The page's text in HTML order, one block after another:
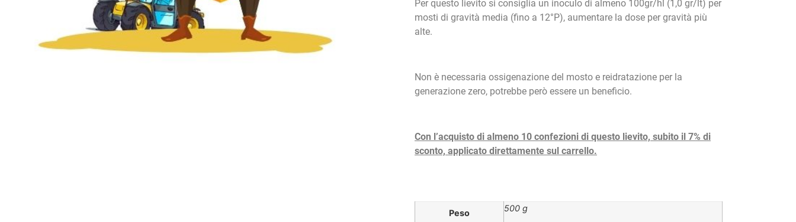
Per questo lievito si consiglia un inoculo di almeno 100gr/hl (1,0 gr/lt) per
mosti di gravità media (fino a 12°P), aumentare la dose per gravità più
alte.
Non è necessaria ossigenazione del mosto e reidratazione per la
generazione zero, potrebbe però essere un beneficio.
Con l’acquisto di almeno 10 confezioni di questo lievito, subito il 7% di
sconto, applicato direttamente sul carrello.
Peso 500 g